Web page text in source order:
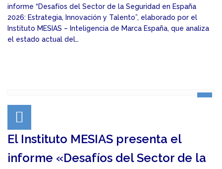
informe “Desafíos del Sector de la Seguridad en España
2026: Estrategia, Innovación y Talento”, elaborado por el
Instituto MESIAS – Inteligencia de Marca España, que analiza
el estado actual del…
El Instituto MESIAS presenta el
informe «Desafíos del Sector de la